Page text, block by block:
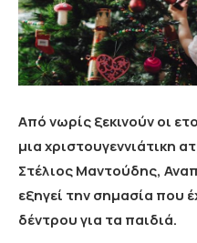
Από νωρίς ξεκινούν οι
μια χριστουγεννιάτικη
Στέλιος Μαντούδης,
εξηγεί την σημασία που
δέντρου για τα παιδιά.